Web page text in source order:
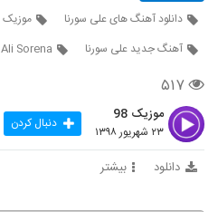
Ravani
6306
۲۱۴ بازدید
موزیک
دانلود آهنگ های علی سورنا
موزیک
آهنگ جدید علی سورنا
Ali Sorena
۵۱۷
موزیک 98
۲۳ شهریور ۱۳۹۸ دنبال کردن
دانلود بیشتر